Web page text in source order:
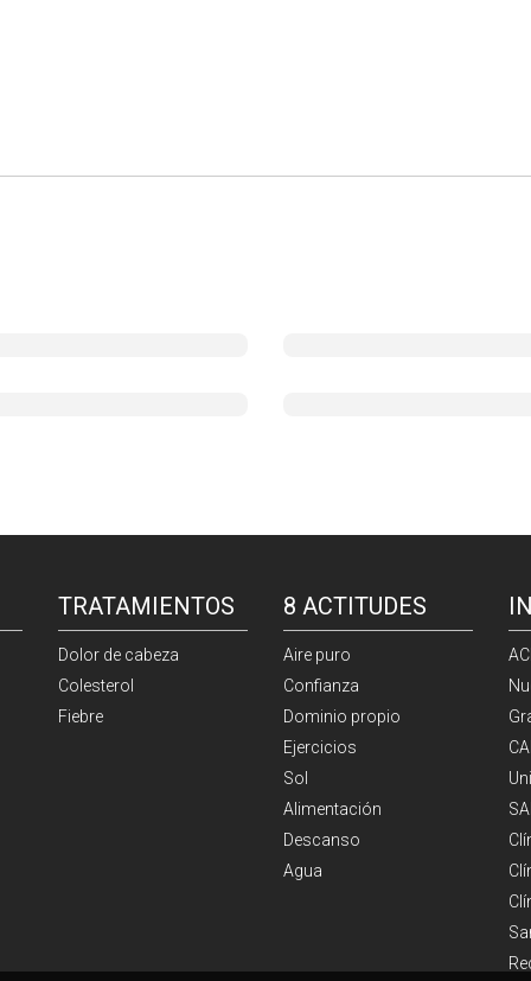
TRATAMIENTOS
Dolor de cabeza
Colesterol
Fiebre
8 ACTITUDES
Aire puro
Confianza
Dominio propio
Ejercicios
Sol
Alimentación
Descanso
Agua